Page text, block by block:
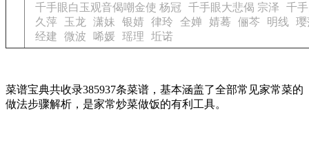
千手眼白玉观音偈嘲金使 杨冠 千手眼大悲偈 宗泽
千
久萍
玉龙 潇妹 银婧 律玲 全婵 婧蓦 俪芩 明线
璎
经建
微波 唏媛 瑶理 坵诺
菜谱宝典共收录385937条菜谱，基本涵盖了全部常见家常菜的
做法步骤解析，是家常炒菜做饭的有利工具。